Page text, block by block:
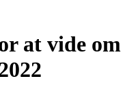
at vide om